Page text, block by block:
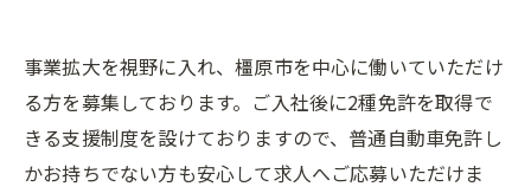
事業拡大を視野に入れ、橿原市を中心に働いていただけ
る方を募集しております。ご入社後に2種免許を取得で
きる支援制度を設けておりますので、普通自動車免許し
かお持ちでない方も安心して求人へご応募いただけま